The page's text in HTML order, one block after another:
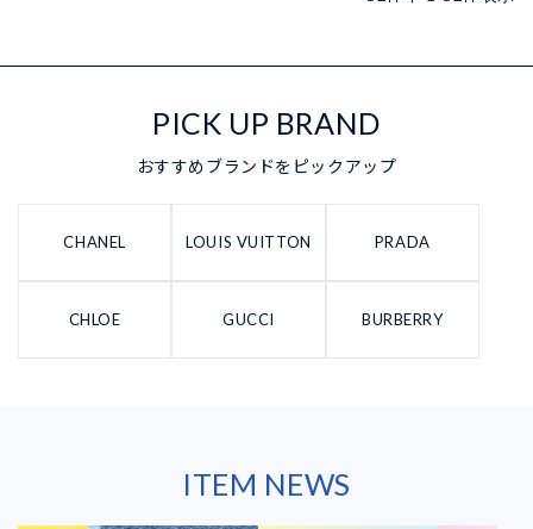
PICK UP BRAND
おすすめブランドをピックアップ
CHANEL LOUIS VUITTON PRADA
CHLOE GUCCI BURBERRY
ITEM NEWS